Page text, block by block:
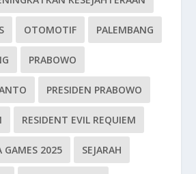
OTOMOTIF PALEMBANG
PRABOWO
PRESIDEN PRABOWO
RESIDENT EVIL REQUIEM
GAMES 2025 SEJARAH